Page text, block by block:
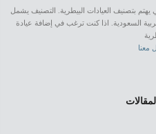
يهتم بتصنيف العيادات البيطرية. التصنيف يشمل
السعودية. اذا كنت ترغب في إضافة عيادة
معنا